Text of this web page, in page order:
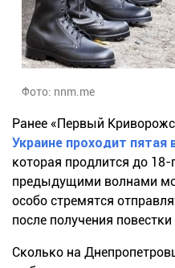
Фото: nnm.me
Ранее «Первый
Украине проходит пятая
которая продлится до 18-
предыдущими волнами
особо стремятся
после получения повестки
Сколько на